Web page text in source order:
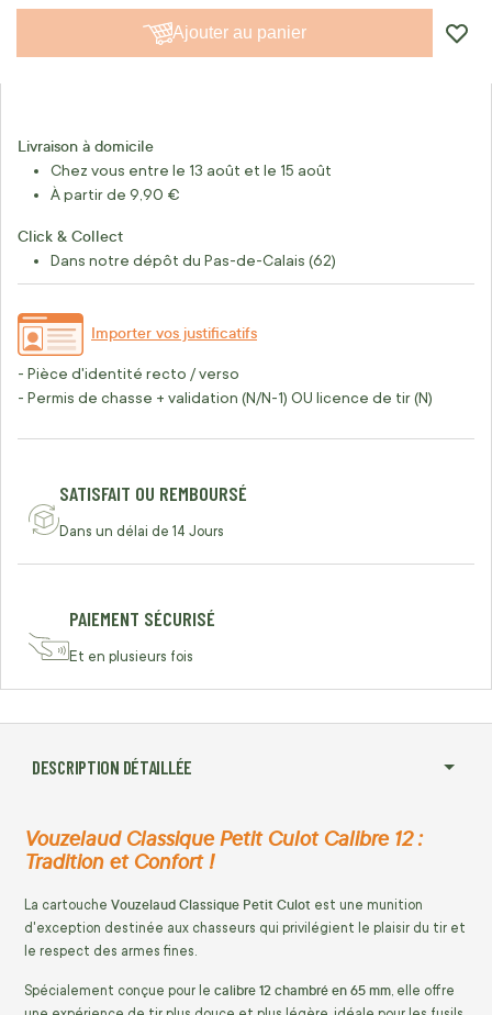
Ajouter au panier
Livraison à domicile
Chez vous entre le 13 août et le 15 août
À partir de 9,90 €
Click & Collect
Dans notre dépôt du Pas-de-Calais (62)
Importer vos justificatifs
- Pièce d'identité recto / verso
- Permis de chasse + validation (N/N-1) OU licence de tir (N)
SATISFAIT OU REMBOURSÉ
Dans un délai de 14 Jours
PAIEMENT SÉCURISÉ
Et en plusieurs fois
DESCRIPTION DÉTAILLÉE
Vouzelaud Classique Petit Culot Calibre 12 :
Tradition et Confort !
La cartouche Vouzelaud Classique Petit Culot est une munition
d'exception destinée aux chasseurs qui privilégient le plaisir du tir et
le respect des armes fines.
Spécialement conçue pour le calibre 12 chambré en 65 mm, elle offre